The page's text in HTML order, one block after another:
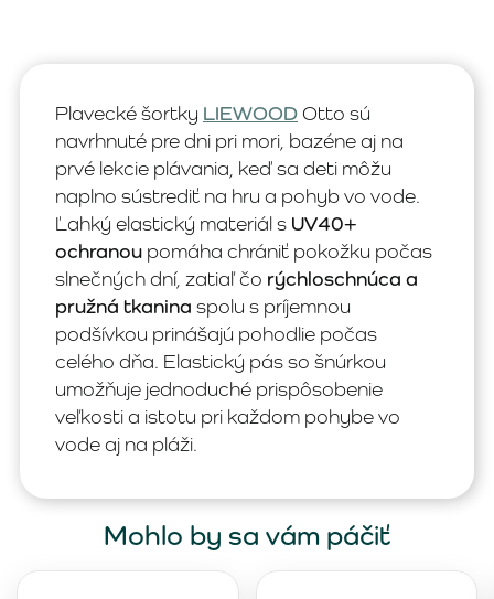
Plavecké šortky LIEWOODOtto sú
navrhnuté pre dni pri mori, bazéne aj na
prvé lekcie plávania, keď sa deti môžu
naplno sústrediť na hru a pohyb vo vode.
Ľahký elastický materiál s UV40+
ochranou pomáha chrániť pokožku počas
slnečných dní, zatiaľ čo rýchloschnúca a
pružná tkanina spolu s príjemnou
podšívkou prinášajú pohodlie počas
celého dňa. Elastický pás so šnúrkou
umožňuje jednoduché prispôsobenie
veľkosti a istotu pri každom pohybe vo
vode aj na pláži.
Mohlo by sa vám páčiť